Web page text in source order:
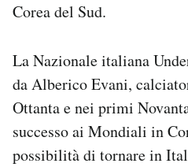
Corea del Sud.
La Nazionale italiana
da Alberico Evani,
Ottanta e nei primi
successo ai Mondiali in
possibilità di tornare in